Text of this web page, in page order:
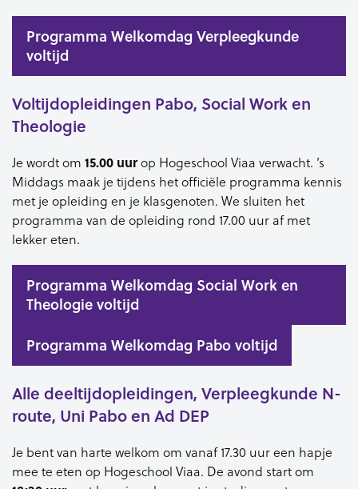
Programma Welkomdag Verpleegkunde
voltijd
Voltijdopleidingen Pabo, Social Work en
Theologie
Je wordt om 15.00 uurop Hogeschool Viaa verwacht. ’s
Middags maak je tijdens het officiële programma kennis
met je opleiding en je klasgenoten. We sluiten het
programma van de opleiding rond 17.00 uur af met
lekker eten.
Programma Welkomdag Social Work en
Theologie voltijd
Programma Welkomdag Pabo voltijd
Alle deeltijdopleidingen, Verpleegkunde N-
route, Uni Pabo en Ad DEP
Je bent van harte welkom om vanaf 17.30 uur een hapje
mee te eten op Hogeschool Viaa. De avond start om